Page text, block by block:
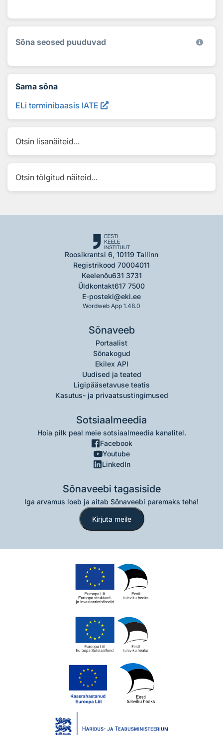
Sõna seosed puuduvad
Sama sõna
ELi terminibaasis IATE
Otsin lisanäiteid...
Otsin tõlgitud näiteid...
Roosikrantsi 6, 10119 Tallinn
Registrikood 70004011
Keelenõu631 3731
Üldkontakt617 7500
E-posteki@eki.ee
Wordweb App 1.48.0
Sõnaveeb
Portaalist
Sõnakogud
Ekilex API
Uudised ja teated
Ligipääsetavuse teatis
Kasutus- ja privaatsustingimused
Sotsiaalmeedia
Hoia pilk peal meie sotsiaalmeedia kanalitel.
Facebook
Youtube
LinkedIn
Sõnaveebi tagasiside
Iga arvamus loeb ja aitab Sõnaveebi paremaks teha!
Kirjuta meile